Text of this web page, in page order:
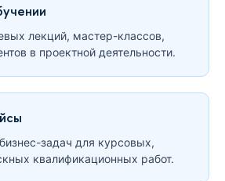
лекций, мастер-классов,
в проектной деятельности.
задач для курсовых,
квалификационных работ.